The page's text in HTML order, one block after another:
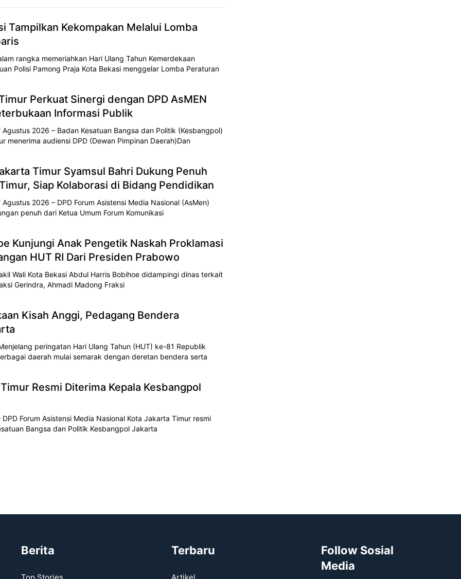
Tampilkan Kekompakan Melalui Lomba
rangka memeriahkan Hari Ulang Tahun Kemerdekaan
Polisi Pamong Praja Kota Bekasi menggelar Lomba Peraturan
Perkuat Sinergi dengan DPD AsMEN
Informasi Publik
Agustus 2026 – Badan Kesatuan Bangsa dan Politik (Kesbangpol)
menerima audiensi DPD (Dewan Pimpinan Daerah)Dan
Timur Syamsul Bahri Dukung Penuh
Siap Kolaborasi di Bidang Pendidikan
2026 – DPD Forum Asistensi Media Nasional (AsMen)
penuh dari Ketua Umum Forum Komunikasi
Kunjungi Anak Pengetik Naskah Proklamasi
HUT RI Dari Presiden Prabowo
Wali Kota Bekasi Abdul Harris Bobihoe didampingi dinas terkait
Gerindra, Ahmadi Madong Fraksi
Kisah Anggi, Pedagang Bendera
peringatan Hari Ulang Tahun (HUT) ke-81 Republik
daerah mulai semarak dengan deretan bendera serta
Resmi Diterima Kepala Kesbangpol
Forum Asistensi Media Nasional Kota Jakarta Timur resmi
Bangsa dan Politik Kesbangpol Jakarta
Berita Terbaru
Follow Sosial
Media